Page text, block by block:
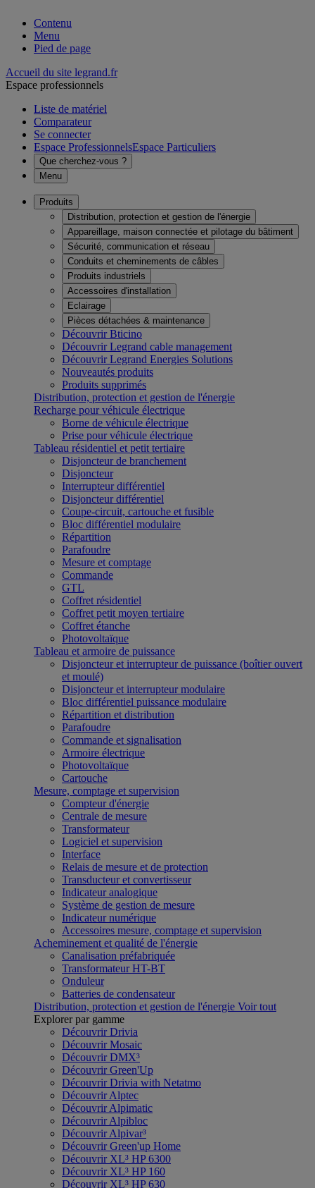
Contenu
Menu
Pied de page
Accueil du site legrand.fr
Espace professionnels
Liste de matériel
Comparateur
Se connecter
Espace ProfessionnelsEspace Particuliers
Que cherchez-vous ?
Menu
Produits
Distribution, protection et gestion de l'énergie
Appareillage, maison connectée et pilotage du bâtiment
Sécurité, communication et réseau
Conduits et cheminements de câbles
Produits industriels
Accessoires d'installation
Eclairage
Pièces détachées & maintenance
Découvrir Bticino
Découvrir Legrand cable management
Découvrir Legrand Energies Solutions
Nouveautés produits
Produits supprimés
Distribution, protection et gestion de l'énergie
Recharge pour véhicule électrique
Borne de véhicule électrique
Prise pour véhicule électrique
Tableau résidentiel et petit tertiaire
Disjoncteur de branchement
Disjoncteur
Interrupteur différentiel
Disjoncteur différentiel
Coupe-circuit, cartouche et fusible
Bloc différentiel modulaire
Répartition
Parafoudre
Mesure et comptage
Commande
GTL
Coffret résidentiel
Coffret petit moyen tertiaire
Coffret étanche
Photovoltaïque
Tableau et armoire de puissance
Disjoncteur et interrupteur de puissance (boîtier ouvert
et moulé)
Disjoncteur et interrupteur modulaire
Bloc différentiel puissance modulaire
Répartition et distribution
Parafoudre
Commande et signalisation
Armoire électrique
Photovoltaïque
Cartouche
Mesure, comptage et supervision
Compteur d'énergie
Centrale de mesure
Transformateur
Logiciel et supervision
Interface
Relais de mesure et de protection
Transducteur et convertisseur
Indicateur analogique
Système de gestion de mesure
Indicateur numérique
Accessoires mesure, comptage et supervision
Acheminement et qualité de l'énergie
Canalisation préfabriquée
Transformateur HT-BT
Onduleur
Batteries de condensateur
Distribution, protection et gestion de l'énergie Voir tout
Explorer par gamme
Découvrir Drivia
Découvrir Mosaic
Découvrir DMX³
Découvrir Green'Up
Découvrir Drivia with Netatmo
Découvrir Alptec
Découvrir Alpimatic
Découvrir Alpibloc
Découvrir Alpivar³
Découvrir Green'up Home
Découvrir XL³ HP 6300
Découvrir XL³ HP 160
Découvrir XL³ HP 630